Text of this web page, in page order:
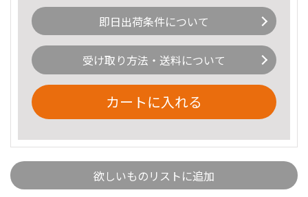
即日出荷条件について
受け取り方法・送料について
カートに入れる
欲しいものリストに追加